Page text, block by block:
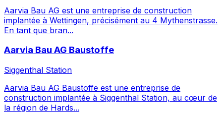
Aarvia Bau AG est une entreprise de construction
implantée à Wettingen, précisément au 4 Mythenstrasse.
En tant que bran...
Aarvia Bau AG Baustoffe
Siggenthal Station
Aarvia Bau AG Baustoffe est une entreprise de
construction implantée à Siggenthal Station, au cœur de
la région de Hards...